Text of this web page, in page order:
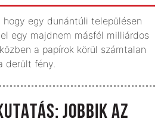
egy dunántúli településen
egy majdnem másfél milliárdos
a papírok körül számtalan
derült fény.
JOBBIK AZ